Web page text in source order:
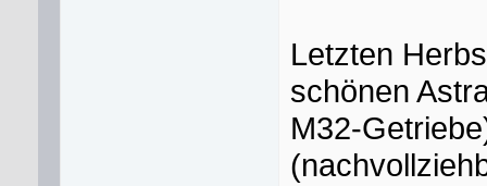
Letzten
schönen
M32-